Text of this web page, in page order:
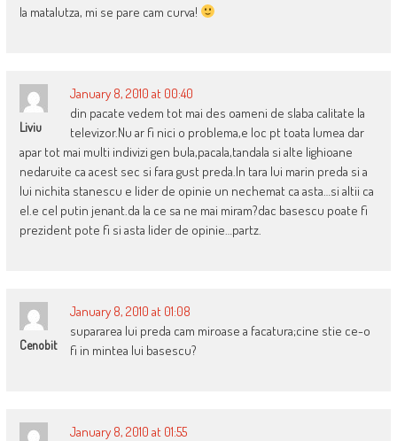
la matalutza, mi se pare cam curva!
Liviu
January 8, 2010 at 00:40
din pacate vedem tot mai des oameni de slaba calitate la
televizor.Nu ar fi nici o problema,e loc pt toata lumea dar
apar tot mai multi indivizi gen bula,pacala,tandala si alte lighioane
nedaruite ca acest sec si fara gust preda.In tara lui marin preda si a
lui nichita stanescu e lider de opinie un nechemat ca asta…si altii ca
el.e cel putin jenant.da la ce sa ne mai miram?dac basescu poate fi
prezident pote fi si asta lider de opinie…partz.
Cenobit
January 8, 2010 at 01:08
supararea lui preda cam miroase a facatura;cine stie ce-o
fi in mintea lui basescu?
January 8, 2010 at 01:55